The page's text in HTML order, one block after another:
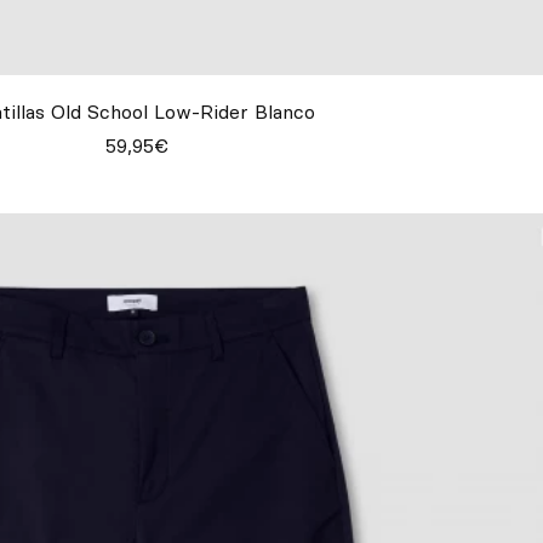
Old School Low-Rider Blanco
59,95€